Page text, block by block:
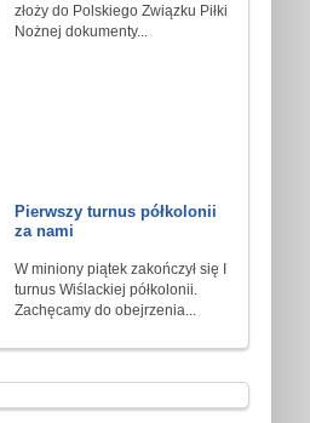
złoży do Polskiego Związku Piłki
Nożnej dokumenty...
Pierwszy turnus półkolonii
za nami
W miniony piątek zakończył się I
turnus Wiślackiej półkolonii.
Zachęcamy do obejrzenia...